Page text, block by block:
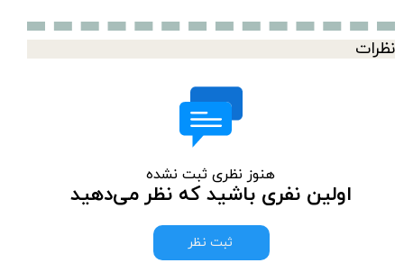
نظرات
هنوز نظری ثبت نشده
اولین نفری باشید که نظر می‌دهید
ثبت نظر